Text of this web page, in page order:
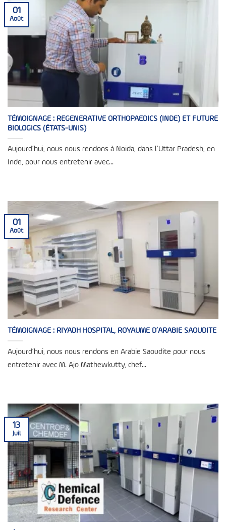
TÉMOIGNAGE : REGENERATIVE ORTHOPAEDICS (INDE) ET FUTURE
BIOLOGICS (ÉTATS-UNIS)
Aujourd’hui, nous nous rendons à Noida, dans l’Uttar Pradesh, en
Inde, pour nous entretenir avec...
01
Août
TÉMOIGNAGE : RIYADH HOSPITAL, ROYAUME D’ARABIE SAOUDITE
Aujourd’hui, nous nous rendons en Arabie Saoudite pour nous
entretenir avec M. Ajo Mathewkutty, chef...
01
Août
13
Juil